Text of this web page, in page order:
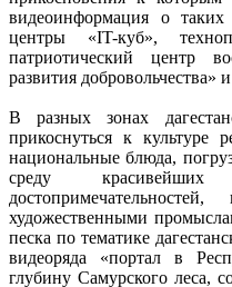
видеоинформация о таких
центры «IT-куб»,
патриотический центр
развития добровольчества»
В разных зонах
прикоснуться к культуре
национальные блюда,
среду
художественными
песка по тематике
видеоряда «портал в
глубину Самурского леса,